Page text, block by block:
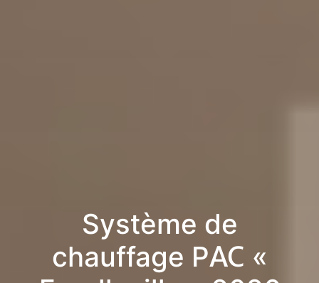
Système de
chauffage PAC «